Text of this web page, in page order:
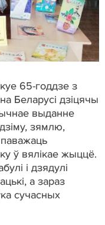
65-годдзе з
Беларусі дзіцячы
выданне
зямлю,
ў вялікае жыццё.
і дзядулі
а зараз
сучасных